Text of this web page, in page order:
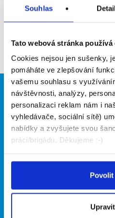
Souhlas
Tato webová stránka používá
Cookies nejsou jen sušenky,
pomáháte ve zlepšování
vašemu souhlasu s
návštěvnosti, analýzy,
personalizaci reklam nám i
vyhledávače, sociální sítě)
nabídky a zvyšujete svou
práci/brigádu. Děkujeme :-)
Povolit
Upravit
Zpět
Brigádníci
Články
Hledané brigády
Kontakt